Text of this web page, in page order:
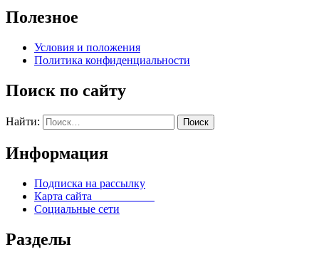
Полезное
Условия и положения
Политика конфиденциальности
Поиск по сайту
Найти:
Информация
Подписка на рассылку
Карта сайта
Социальные сети
Разделы